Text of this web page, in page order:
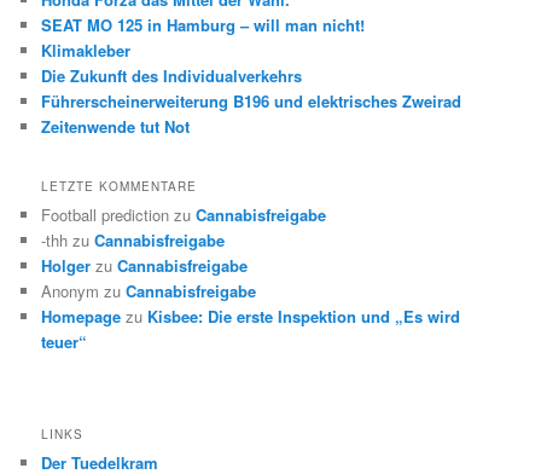
SEAT MO 125 in Hamburg – will man nicht!
Klimakleber
Die Zukunft des Individualverkehrs
Führerscheinerweiterung B196 und elektrisches Zweirad
Zeitenwende tut Not
LETZTE KOMMENTARE
Football prediction zuCannabisfreigabe
-thh zuCannabisfreigabe
Holger zuCannabisfreigabe
Anonym zuCannabisfreigabe
Homepage zu Kisbee: Die erste Inspektion und „Es wird
teuer“
LINKS
Der Tuedelkram